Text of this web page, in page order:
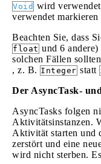
Void wird
verwendet markieren
Beachten Sie, dass
float und 6 andere)
solchen Fällen
, z. B. Integer statt
Der AsyncTask-
AsyncTasks folgen
Aktivitätsinstanzen.
Aktivität starten und
zerstört und eine
wird nicht sterben.